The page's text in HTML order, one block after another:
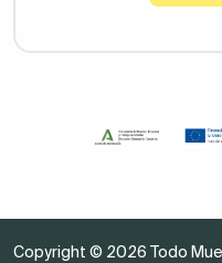
Copyright © 2026 Todo